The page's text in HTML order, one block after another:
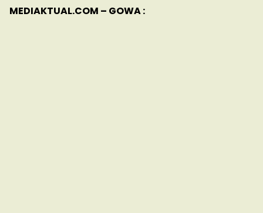
MEDIAKTUAL.COM – GOWA :